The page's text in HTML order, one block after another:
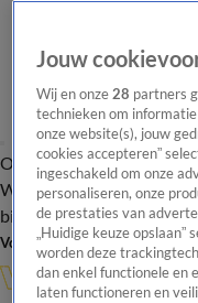
Overzicht Onze programma's
WandelgangenInterviews
bijwonenPodcastShop
Volg Vandaag Inside
Jouw
Wij en onze28 partners
technieken om
onze website(s), jouw
cookies accepteren”
ingeschakeld om onze
personaliseren, onze
de prestaties van
„Huidige keuze
worden deze
dan enkel functionele en
laten functioneren en